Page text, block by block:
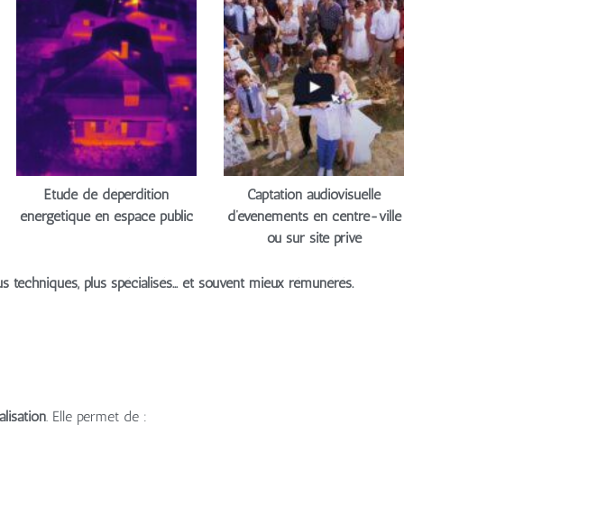
Étude de déperdition
énergétique en espace public
Captation audiovisuelle
d’événements en centre-ville
ou sur site privé
techniques, plus spécialisés… et souvent mieux rémunérés.
. Elle permet de :